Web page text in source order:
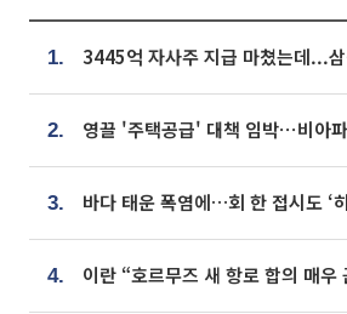
1.
2.
3. 바다 태운 폭염에…회 한 접시도 ‘
4.